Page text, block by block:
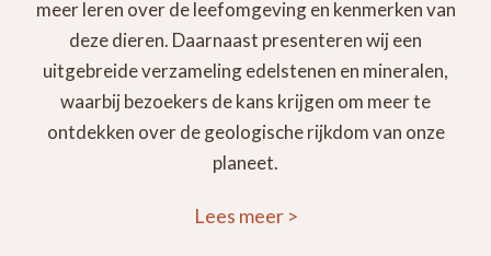
meer leren over de leefomgeving en kenmerken van
deze dieren. Daarnaast presenteren wij een
uitgebreide verzameling edelstenen en mineralen,
waarbij bezoekers de kans krijgen om meer te
ontdekken over de geologische rijkdom van onze
planeet.
Lees meer >